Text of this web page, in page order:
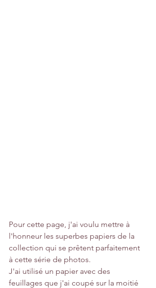
Pour cette page, j'ai voulu mettre à
l'honneur les superbes papiers de la
collection qui se prêtent parfaitement
à cette série de photos.
J'ai utilisé un papier avec des
feuillages que j'ai coupé sur la moitié